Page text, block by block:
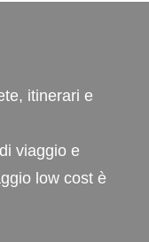
itinerari e
viaggio e
low cost è